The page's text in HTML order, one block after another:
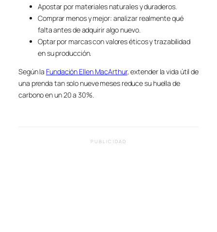
Apostar por materiales naturales y duraderos.
Comprar menos y mejor: analizar realmente qué
falta antes de adquirir algo nuevo.
Optar por marcas con valores éticos y trazabilidad
en su producción.
Según la Fundación Ellen MacArthur, extender la vida útil de
una prenda tan solo nueve meses reduce su huella de
carbono en un 20 a 30%.
PUBLICIDAD